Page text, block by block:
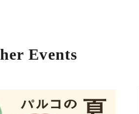
Events